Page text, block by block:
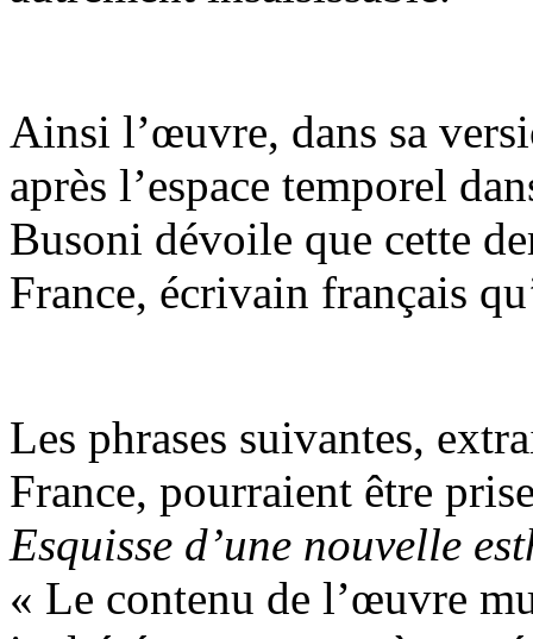
Ainsi l’œuvre, dans sa
après l’espace temporel
Busoni dévoile que cette
France, écrivain français
Les phrases suivantes,
France, pourraient être
Esquisse d’une nouvelle
« Le contenu de l’œuvre